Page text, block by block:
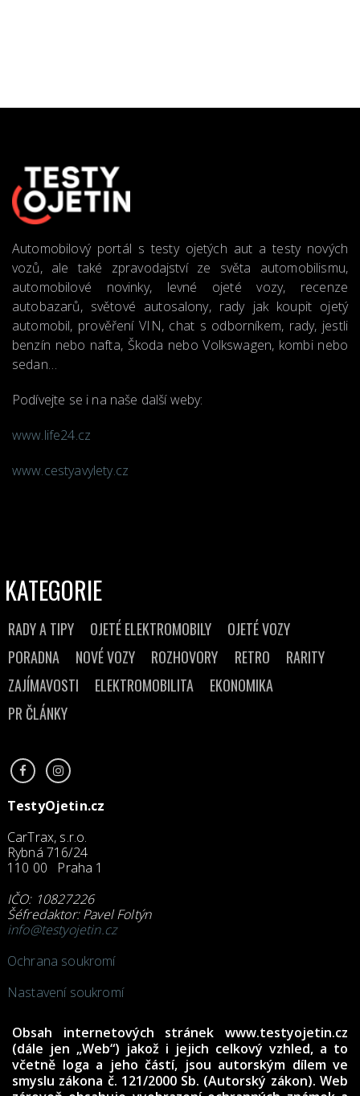
Automobilový portál s testy ojetých aut a testy nových
vozů, ale také zpravodajství ze světa automobilismu,
automobilové novinky, levné ojeté vozy, recenze
autobazarů, světové autosalony, rady jak koupit ojetý
automobil, prověření VIN, chat s odborníkem, rady, jestli
benzín nebo nafta, Škoda nebo Volkswagen, kombi nebo
sedan…
Podívejte se i na naše další weby:
www.life24.cz
www.cestyavylety.cz
KATEGORIE
RADY A TIPY OJETÉ ELEKTROMOBILY
OJETÉ VOZY
PORADNA
NOVÉ VOZY ROZHOVORY RETRO
RARITY
ZAJÍMAVOSTI
ELEKTROMOBILITA
EKONOMIKA
PR ČLÁNKY
TestyOjetin.cz
CarTrax, s.r.o.
Rybná 716/24
110 00 Praha 1
IČO: 10827226
Šéfredaktor: Pavel Foltýn
info@testyojetin.cz
Ochrana soukromí
Nastavení soukromí
Obsah internetových stránek www.testyojetin.cz
(dále jen „Web“) jakož i jejich celkový vzhled, a to
včetně loga a jeho částí, jsou autorským dílem ve
smyslu zákona č. 121/2000 Sb. (Autorský zákon). Web